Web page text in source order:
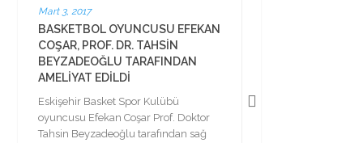
Mart 3, 2017
BASKETBOL OYUNCUSU EFEKAN
COŞAR, PROF. DR. TAHSIN
BEYZADEOĞLU TARAFINDAN
AMELIYAT EDILDI
Eskişehir Basket Spor Kulübü
oyuncusu Efekan Coşar Prof. Doktor
Tahsin Beyzadeoğlu tarafından sağ